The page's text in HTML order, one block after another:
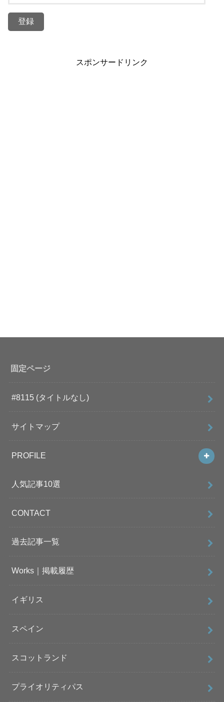
スポンサードリンク
固定ページ
#8115 (タイトルなし)
サイトマップ
PROFILE
人気記事10選
CONTACT
過去記事一覧
Works｜掲載履歴
イギリス
スペイン
スコットランド
プライオリティパス